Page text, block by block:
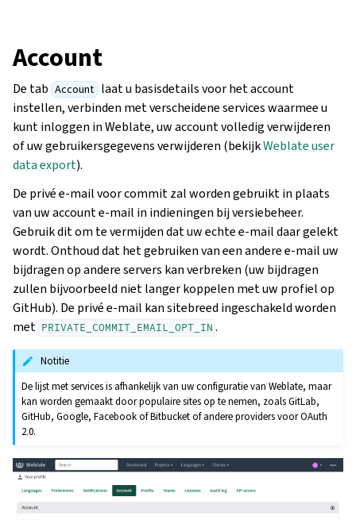
Account
De tab Account laat u basisdetails voor het account
instellen, verbinden met verscheidene services waarmee u
kunt inloggen in Weblate, uw account volledig verwijderen
of uw gebruikersgegevens verwijderen (bekijkWeblate user
data export).
De privé e-mail voor commit zal worden gebruikt in plaats
van uw account e-mail in indieningen bij versiebeheer.
Gebruik dit om te vermijden dat uw echte e-mail daar gelekt
wordt. Onthoud dat het gebruiken van een andere e-mail uw
bijdragen op andere servers kan verbreken (uw bijdragen
zullen bijvoorbeeld niet langer koppelen met uw profiel op
GitHub). De privé e-mail kan sitebreed ingeschakeld worden
met PRIVATE_COMMIT_EMAIL_OPT_IN .
Notitie
De lijst met services is afhankelijk van uw configuratie van Weblate, maar
kan worden gemaakt door populaire sites op te nemen, zoals GitLab,
GitHub, Google, Facebook of Bitbucket of andere providers voor OAuth
2.0.